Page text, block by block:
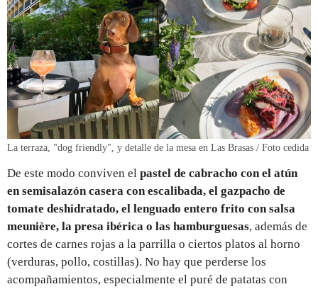
La terraza, "dog friendly", y detalle de la mesa en Las Brasas / Foto cedida
De este modo conviven el pastel de cabracho con el atún
en semisalazón casera con escalibada, el gazpacho de
tomate deshidratado, el lenguado entero frito con salsa
meunière, la presa ibérica o las hamburguesas, además de
cortes de carnes rojas a la parrilla o ciertos platos al horno
(verduras, pollo, costillas). No hay que perderse los
acompañamientos, especialmente el puré de patatas con